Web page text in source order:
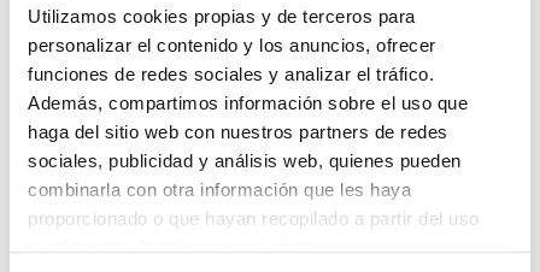
Utilizamos cookies propias y de terceros para
personalizar el contenido y los anuncios, ofrecer
funciones de redes sociales y analizar el tráfico.
Además, compartimos información sobre el uso que
haga del sitio web con nuestros partners de redes
sociales, publicidad y análisis web, quienes pueden
combinarla con otra información que les haya
proporcionado o que hayan recopilado a partir del uso
03/08/2026
PREMIOS DE LA REAL ACADEMIA DE MEDICINA DE GALICIA
2026
CARTA DEL PRESIDENTE DE MUTUAL MÉDICA SOBRE LA
REFORMA DE LAS MUTUALIDADES ALTERNATIVAS Y LA
PASARELA AL RETA
28/07/2026
EL COLEGIO MÉDICO DE OURENSE CONVOCA EL I CERTAMEN